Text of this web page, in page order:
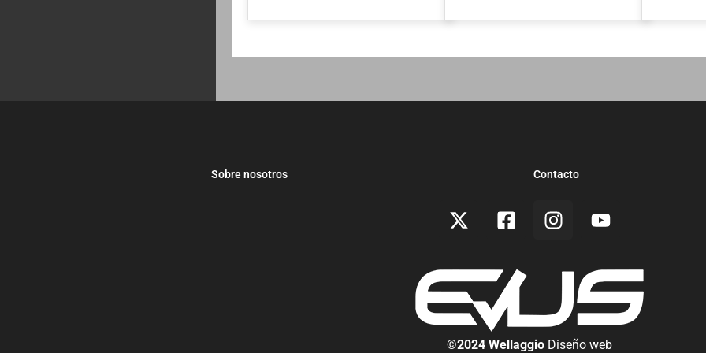
Sobre nosotros Contacto
©2024 Wellaggio Diseño web